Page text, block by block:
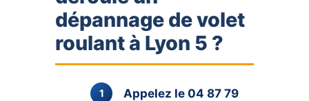
nous le
remplaçons
intégralement aux
dimensions
dépannage de volet
roulant à Lyon 5 ?
Appelez le 04 87 79